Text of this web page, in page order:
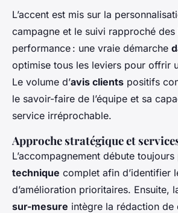
L’accent est mis sur la
campagne et le suivi rapproché
performance : une vraie démarche
optimise tous les leviers pour offrir
Le volume d’avis clients positifs
le savoir-faire de l’équipe et sa
service irréprochable.
Approche stratégique et
L’accompagnement débute toujours
technique complet afin d’identifier
d’amélioration prioritaires. Ensuite,
sur-mesure intègre la rédaction de